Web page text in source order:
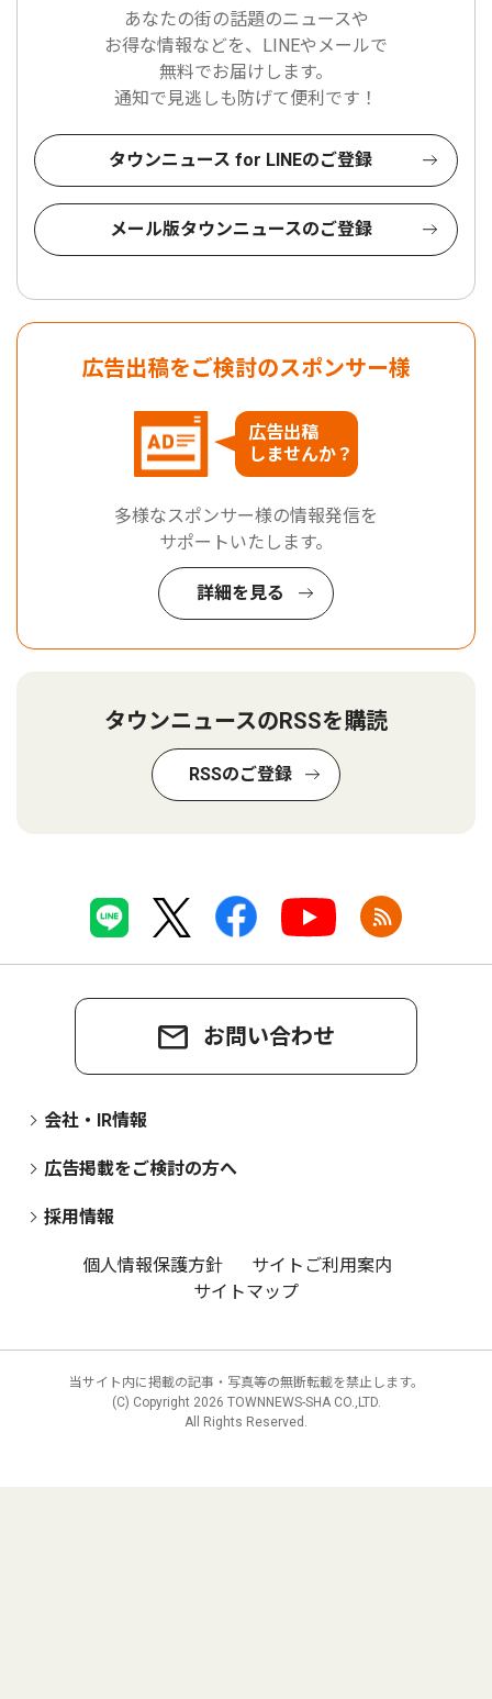
あなたの街の話題のニュースや
お得な情報などを、LINEやメールで
無料でお届けします。
通知で見逃しも防げて便利です！
タウンニュース for LINEのご登録
メール版タウンニュースのご登録
広告出稿をご検討のスポンサー様
広告出稿
しませんか？
多様なスポンサー様の情報発信を
サポートいたします。
詳細を見る
タウンニュースのRSSを購読
RSSのご登録
お問い合わせ
会社・IR情報
広告掲載をご検討の方へ
採用情報
個人情報保護方針
サイトご利用案内
サイトマップ
当サイト内に掲載の記事・写真等の無断転載を禁止します。
(C) Copyright 2026 TOWNNEWS-SHA CO.,LTD.
All Rights Reserved.